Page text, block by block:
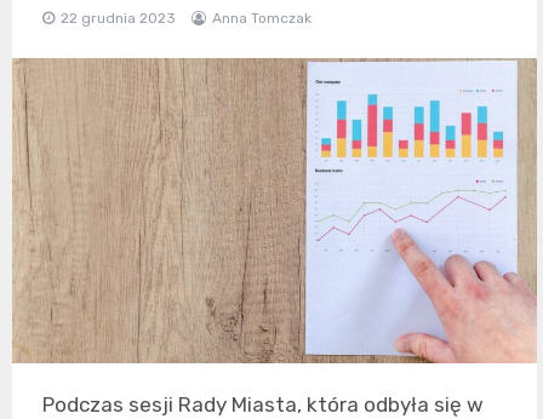
22 grudnia 2023 Anna Tomczak
Podczas sesji Rady Miasta, która odbyła się w